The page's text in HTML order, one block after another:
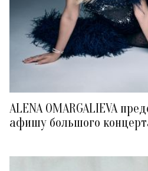
ALENA OMARGALIEVA
афишу большого